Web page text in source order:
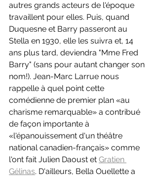
autres grands acteurs de l'époque
travaillent pour elles. Puis, quand
Duquesne et Barry passeront au
Stella en 1930, elle les suivra et, 14
ans plus tard, deviendra "Mme Fred
Barry" (sans pour autant changer son
nom!). Jean-Marc Larrue nous
rappelle à quel point cette
comédienne de premier plan «au
charisme remarquable» a contribué
de façon importante à
«l'épanouissement d'un théâtre
national canadien-français» comme
l'ont fait Julien Daoust et Gratien
Gélinas. D'ailleurs, Bella Ouellette a